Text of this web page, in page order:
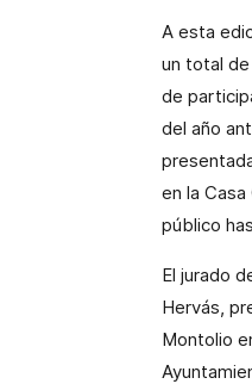
A esta
un total
de
del año
en la
público
El jurado
Hervás,
Montolio